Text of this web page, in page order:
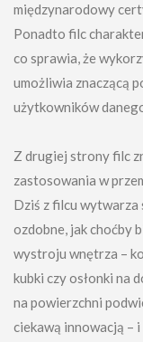
międzynarodowy
Ponadto filc
co sprawia, że
umożliwia znaczącą
użytkowników
Z drugiej strony filc
zastosowania w
Dziś z filcu wytwarza
ozdobne, jak choćby
wystroju wnętrza –
kubki czy osłonki na
na powierzchni
ciekawą innowacją –